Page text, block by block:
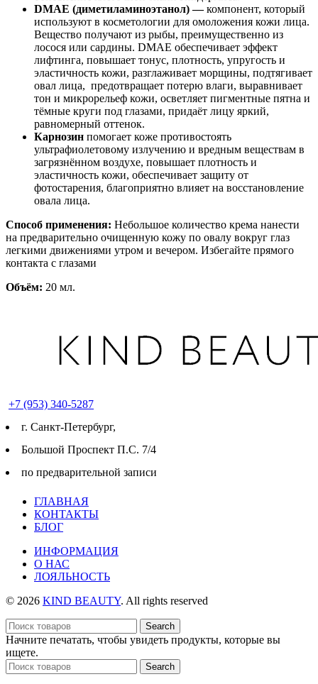
DMAE (диметиламиноэтанол) —компонент, который
используют в косметологии для омоложения кожи лица.
Вещество получают из рыбы, преимущественно из
лосося или сардины. DMAE обеспечивает эффект
лифтинга, повышает тонус, плотность, упругость и
эластичность кожи, разглаживает морщины, подтягивает
овал лица, предотвращает потерю влаги, выравнивает
тон и микрорельеф кожи, осветляет пигментные пятна и
тёмные круги под глазами, придаёт лицу яркий,
равномерный оттенок.
Карнозин помогает коже противостоять
ультрафиолетовому излучению и вредным веществам в
загрязнённом воздухе, повышает плотность и
эластичность кожи, обеспечивает защиту от
фотостарения, благоприятно влияет на восстановление
овала лица.
Способ применения: Небольшое количество крема нанести
на предварительно очищенную кожу по овалу вокруг глаз
легкими движениями утром и вечером. Избегайте прямого
контакта с глазами
Объём: 20 мл.
+7 (953) 340-5287
г. Cанкт-Петербург,
Большой Проспект П.С. 7/4
по предварительной записи
ГЛАВНАЯ
КОНТАКТЫ
БЛОГ
ИНФОРМАЦИЯ
О НАС
ЛОЯЛЬНОСТЬ
© 2026 KIND BEAUTY. All rights reserved
Search
Начните печатать, чтобы увидеть продукты, которые вы
ищете.
Search